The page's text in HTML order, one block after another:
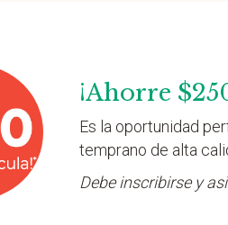
¡Ahorre
Es la oportunidad
temprano de alta
Debe inscribirse y